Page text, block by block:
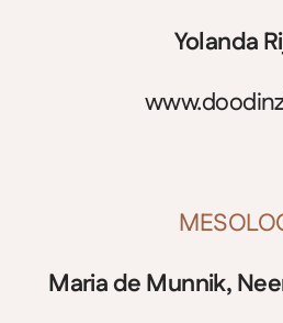
Yolanda
Maria de Munnik,